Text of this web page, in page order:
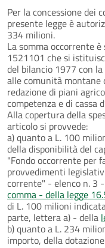
Per la concessione dei
presente legge è
334 milioni.
La somma occorrente
1521101 che si
del bilancio 1977 con
alle comunità montane
redazione di piani
competenza e di cassa
Alla copertura della
articolo si provvede:
a) quanto a L. 100
della disponibilità del
"Fondo occorrente per
provvedimenti
corrente" - elenco n. 3
comma - della legge
di L. 100 milioni
parte, lettera a) - della
b) quanto a L. 234
importo, della